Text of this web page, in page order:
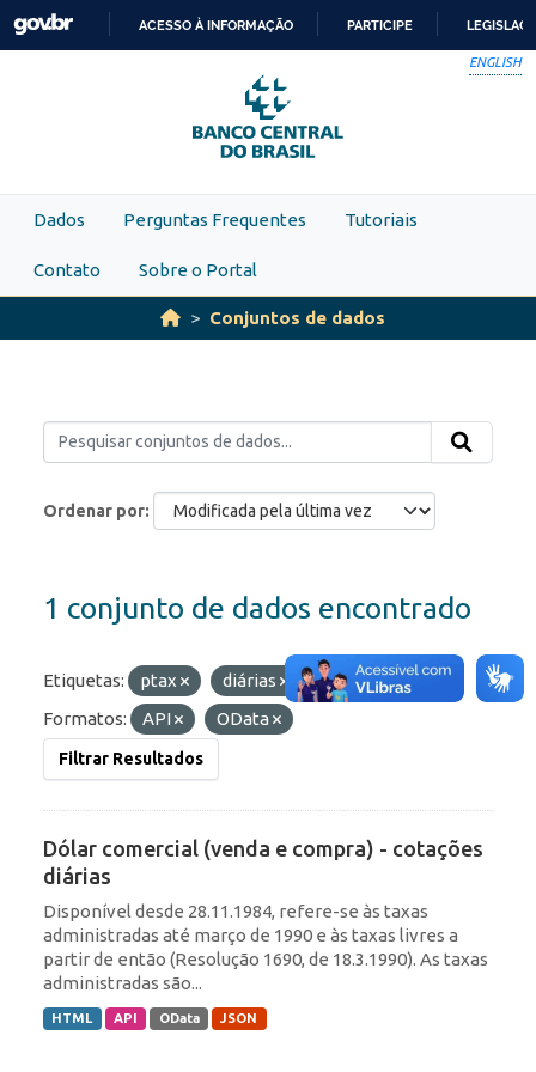
Skip to main content
PARA
O
CONTEÚDO
ACESSO À INFORMAÇÃO PARTICIPE
ENGLISH
Dados Perguntas Frequentes Tutoriais
Contato Sobre o Portal
Conjuntos de dados
Ordenar por
1 conjunto de dados encontrado
Etiquetas: ptax diárias
comercial
Formatos:
API OData
Filtrar Resultados
Dólar comercial (venda e compra) - cotações
diárias
Disponível desde 28.11.1984, refere-se às taxas
administradas até março de 1990 e às taxas livres a
partir de então (Resolução 1690, de 18.3.1990). As taxas
administradas são...
HTML API OData JSON